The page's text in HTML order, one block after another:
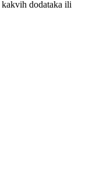
dodataka ili